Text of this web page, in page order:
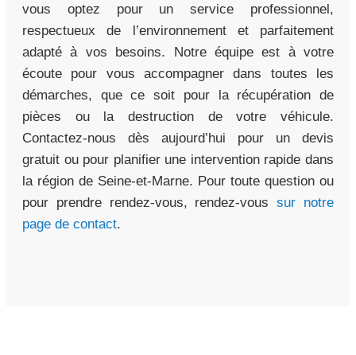
vous optez pour un service professionnel,
respectueux de l’environnement et parfaitement
adapté à vos besoins. Notre équipe est à votre
écoute pour vous accompagner dans toutes les
démarches, que ce soit pour la récupération de
pièces ou la destruction de votre véhicule.
Contactez-nous dès aujourd’hui pour un devis
gratuit ou pour planifier une intervention rapide dans
la région de Seine-et-Marne. Pour toute question ou
pour prendre rendez-vous, rendez-voussur notre
page de contact.